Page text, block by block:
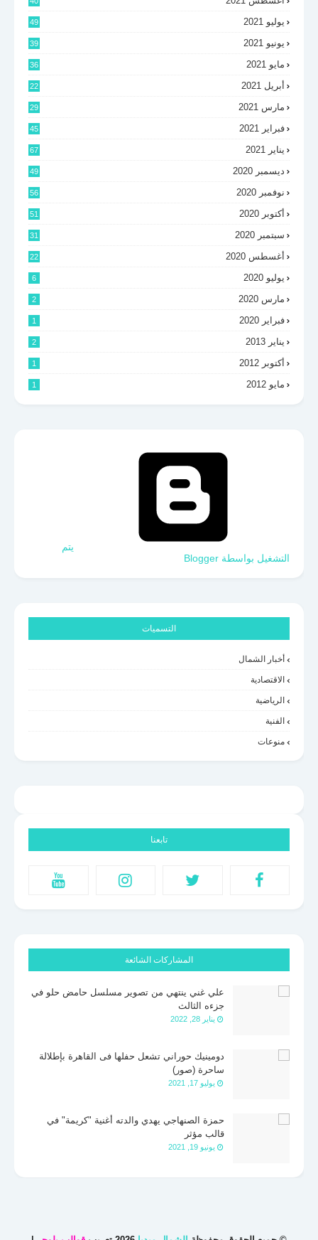
يوليو 2021 49
يونيو 2021 39
مايو 2021 36
أبريل 2021 22
مارس 2021 29
فبراير 2021 45
يناير 2021 67
ديسمبر 2020 49
نوفمبر 2020 56
أكتوبر 2020 51
سبتمبر 2020 31
أغسطس 2020 22
يوليو 2020 6
مارس 2020 2
فبراير 2020 1
يناير 2013 2
أكتوبر 2012 1
مايو 2012 1
‏يتم
التشغيل بواسطة Blogger
التسميات
أخبار الشمال
الاقتصادية
الرياضية
الفنية
منوعات
تابعنا
المشاركات الشائعة
علي غني ينتهي من تصوير مسلسل حامض حلو في
جزءه الثالث
يناير 28, 2022
دومينيك حوراني تشعل حفلها فى القاهرة بإطلالة
ساحرة (صور)
يوليو 17, 2021
حمزة الصنهاجي يهدي والدته أغنية "كريمة" في
قالب مؤثر
يونيو 19, 2021